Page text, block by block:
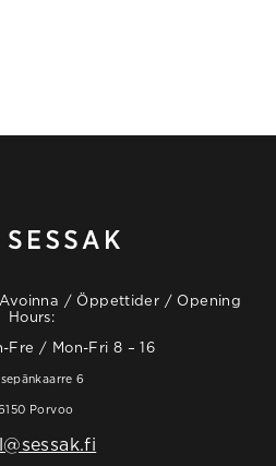
/ Öppettider / Opening
Hours:
Fre / Mon-Fri 8 – 16
6
Porvoo